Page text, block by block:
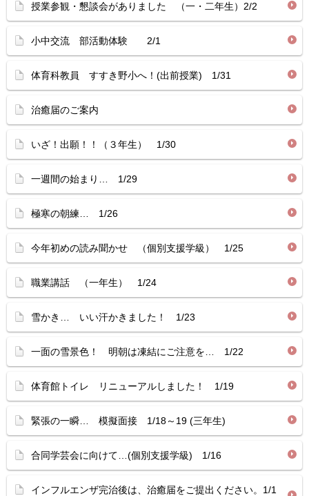
授業参観・懇談会がありました （一・二年生）2/2
小中交流 部活動体験 2/1
体育科教員 すすき野小へ！(出前授業) 1/31
治癒届のご案内
いざ！出願！！（３年生） 1/30
一週間の始まり… 1/29
極寒の朝練… 1/26
今年初めの読み聞かせ （個別支援学級） 1/25
職業講話 （一年生） 1/24
雪かき… いい汗かきました！ 1/23
一面の雪景色！ 明朝は凍結にご注意を… 1/22
体育館トイレ リニューアルしました！ 1/19
緊張の一瞬… 模擬面接 1/18～19 (三年生)
合同学芸会に向けて…(個別支援学級) 1/16
インフルエンザ完治後は、治癒届をご提出ください。1/1